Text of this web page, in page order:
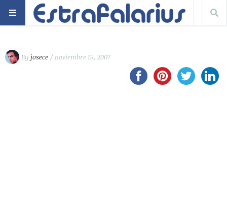
By josece / noviembre 15, 2007